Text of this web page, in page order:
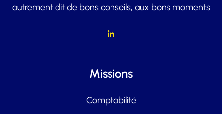
autrement dit de bons conseils, aux bons moments
Missions
Comptabilité